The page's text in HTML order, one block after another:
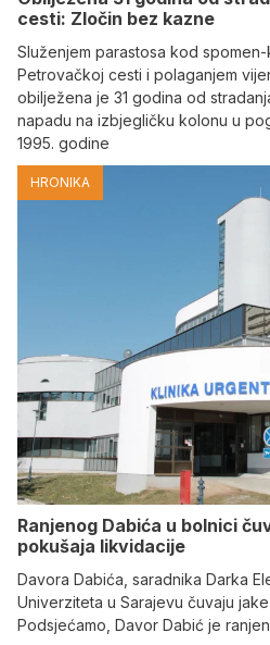
cesti: Zločin bez kazne
Služenjem parastosa kod
Petrovačkoj cesti i polaganjem
obilježena je 31 godina od
napadu na izbjegličku kolonu u
1995. godine
HRONIKA
Ranjenog Dabića u bolnici
pokušaja likvidacije
Davora Dabića, saradnika Darka
Univerziteta u Sarajevu čuvaju
Podsjećamo, Davor Dabić je